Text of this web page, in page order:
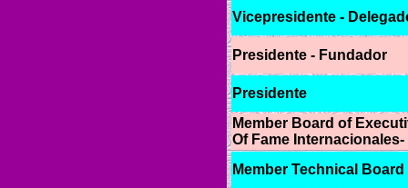
Vicepresidente -
Presidente - Fundador
Presidente
Member Board of
Of Fame
Member Technical